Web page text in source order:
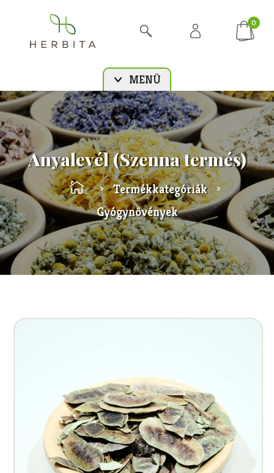
0
MENÜ
Anyalevél (Szenna termés)
> Termékkategóriák >
Gyógynövények